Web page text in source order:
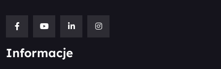
Informacje